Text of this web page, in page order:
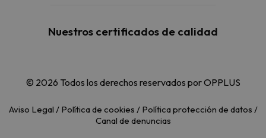
Nuestros certificados de calidad
© 2026 Todos los derechos reservados por OPPLUS
Aviso Legal / Política de cookies / Política protección de datos /
Canal de denuncias